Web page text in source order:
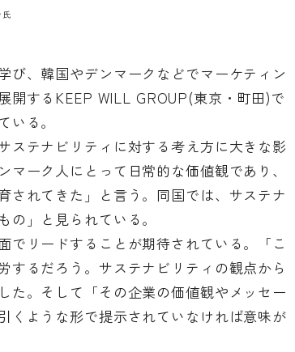
氏
び、韓国やデンマークなどでマーケティン
開するKEEP WILL GROUP(東京・町田)で
る。
ステナビリティに対する考え方に大きな影
ーク人にとって日常的な価値観であり、
されてきた」と言う。同国では、サステナ
」と見られている。
でリードすることが期待されている。「こ
するだろう。サステナビリティの観点から
た。そして「その企業の価値観やメッセー
くような形で提示されていなければ意味が